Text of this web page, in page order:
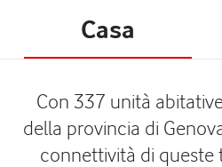
Casa
Con 337 unità
della provincia di
connettività di queste